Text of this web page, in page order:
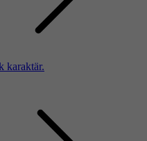
karaktär.